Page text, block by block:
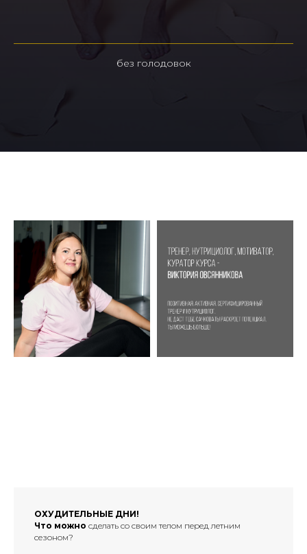
без голодовок
ОХУДИТЕЛЬНЫЕ ДНИ!
Что можно сделать со своим телом перед летним
сезоном?